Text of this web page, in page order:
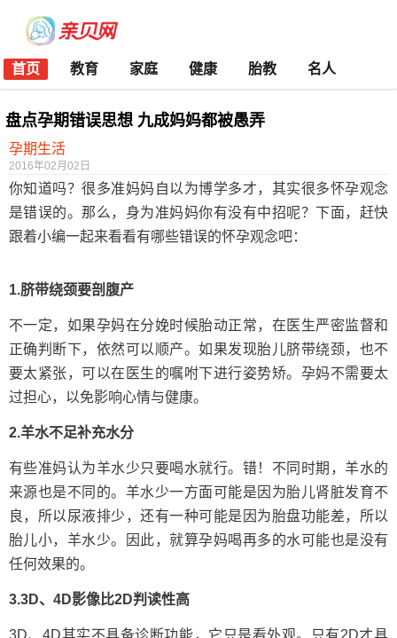
首页 教育 家庭 健康 胎教 名人
盘点孕期错误思想 九成妈妈都被愚弄
孕期生活
2016年02月02日
你知道吗？很多准妈妈自以为博学多才，其实很多怀孕观念
是错误的。那么，身为准妈妈你有没有中招呢？下面，赶快
跟着小编一起来看看有哪些错误的怀孕观念吧：
1.脐带绕颈要剖腹产
不一定，如果孕妈在分娩时候胎动正常，在医生严密监督和
正确判断下，依然可以顺产。如果发现胎儿脐带绕颈，也不
要太紧张，可以在医生的嘱咐下进行姿势矫。孕妈不需要太
过担心，以免影响心情与健康。
2.羊水不足补充水分
有些准妈认为羊水少只要喝水就行。错！不同时期，羊水的
来源也是不同的。羊水少一方面可能是因为胎儿肾脏发育不
良，所以尿液排少，还有一种可能是因为胎盘功能差，所以
胎儿小，羊水少。因此，就算孕妈喝再多的水可能也是没有
任何效果的。
3.3D、4D影像比2D判读性高
3D、4D其实不具备诊断功能，它只是看外观。只有2D才具